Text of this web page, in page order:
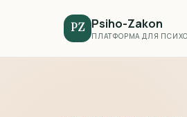
PZ Psiho-Zakon
ПЛАТФОРМА ДЛЯ